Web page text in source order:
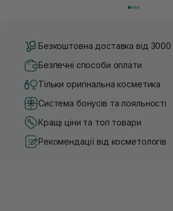
Безкоштовна доставка від 3000
Безпечні способи оплати
Тільки оригінальна косметика
Система бонусів та лояльності
Кращі ціни та топ товари
Рекомендації від косметологів